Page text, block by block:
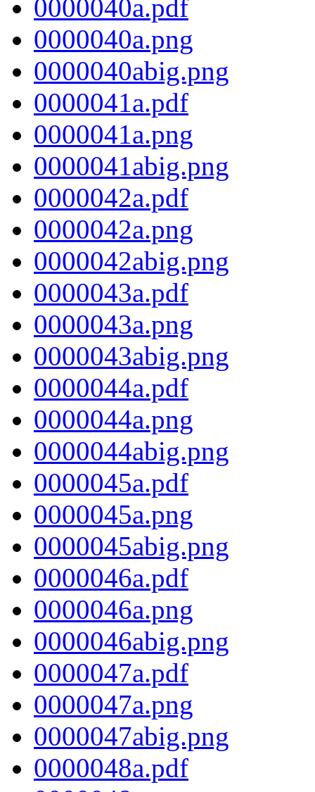
0000040a.pdf
0000040a.png
0000040abig.png
0000041a.pdf
0000041a.png
0000041abig.png
0000042a.pdf
0000042a.png
0000042abig.png
0000043a.pdf
0000043a.png
0000043abig.png
0000044a.pdf
0000044a.png
0000044abig.png
0000045a.pdf
0000045a.png
0000045abig.png
0000046a.pdf
0000046a.png
0000046abig.png
0000047a.pdf
0000047a.png
0000047abig.png
0000048a.pdf